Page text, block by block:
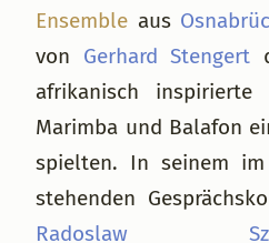
Ensemble aus
von Gerhard Stengert
afrikanisch
Marimba und Balafon
spielten. In seinem im
stehenden
Radoslaw